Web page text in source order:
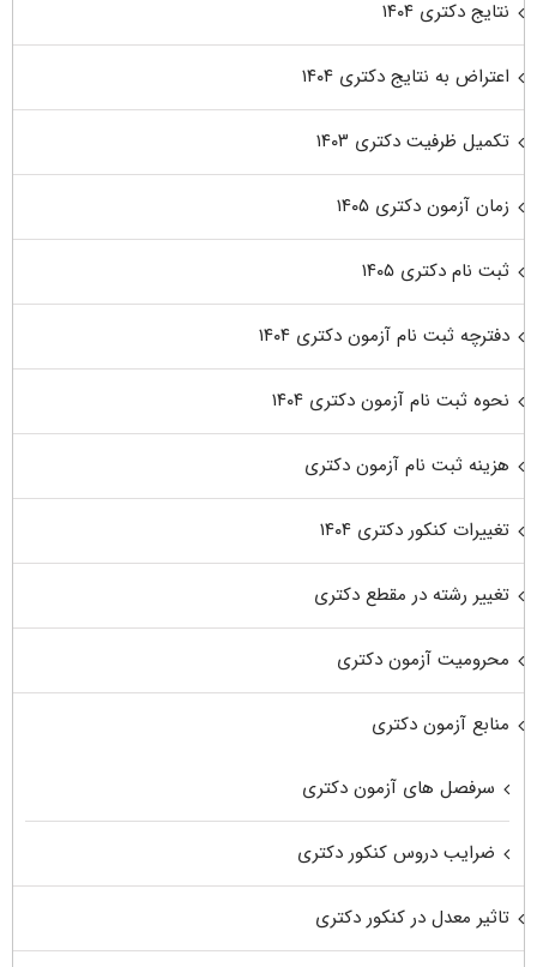
نتایج دکتری ۱۴۰۴
اعتراض به نتایج دکتری ۱۴۰۴
تکمیل ظرفیت دکتری ۱۴۰۳
زمان آزمون دکتری ۱۴۰۵
ثبت نام دکتری ۱۴۰۵
دفترچه ثبت نام آزمون دکتری ۱۴۰۴
نحوه ثبت نام آزمون دکتری ۱۴۰۴
هزینه ثبت نام آزمون دکتری
تغییرات کنکور دکتری ۱۴۰۴
تغییر رشته در مقطع دکتری
محرومیت آزمون دکتری
منابع آزمون دکتری
سرفصل های آزمون دکتری
ضرایب دروس کنکور دکتری
تاثیر معدل در کنکور دکتری